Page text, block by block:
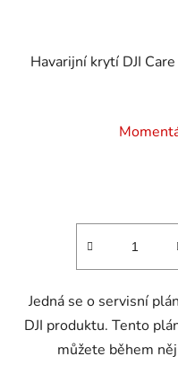
Havarijní krytí DJI
Jedná se o servisní
DJI produktu. Tento
můžete během